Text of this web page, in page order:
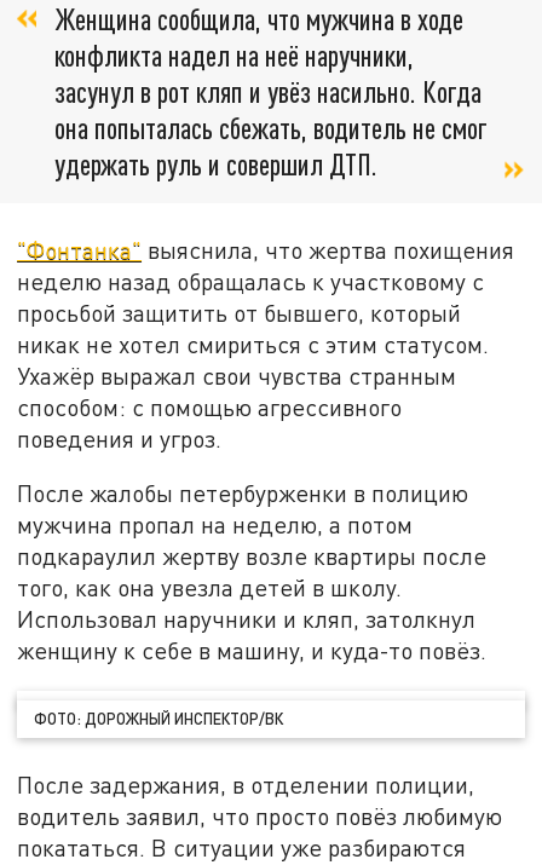
Женщина сообщила, что мужчина в ходе
конфликта надел на неё наручники,
засунул в рот кляп и увёз насильно. Когда
она попыталась сбежать, водитель не смог
удержать руль и совершил ДТП.
"Фонтанка" выяснила, что жертва похищения
неделю назад обращалась к участковому с
просьбой защитить от бывшего, который
никак не хотел смириться с этим статусом.
Ухажёр выражал свои чувства странным
способом: с помощью агрессивного
поведения и угроз.
После жалобы петербурженки в полицию
мужчина пропал на неделю, а потом
подкараулил жертву возле квартиры после
того, как она увезла детей в школу.
Использовал наручники и кляп, затолкнул
женщину к себе в машину, и куда-то повёз.
ФОТО: ДОРОЖНЫЙ ИНСПЕКТОР/ВК
После задержания, в отделении полиции,
водитель заявил, что просто повёз любимую
покататься. В ситуации уже разбираются